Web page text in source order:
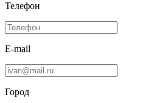
Телефон
E-mail
Город